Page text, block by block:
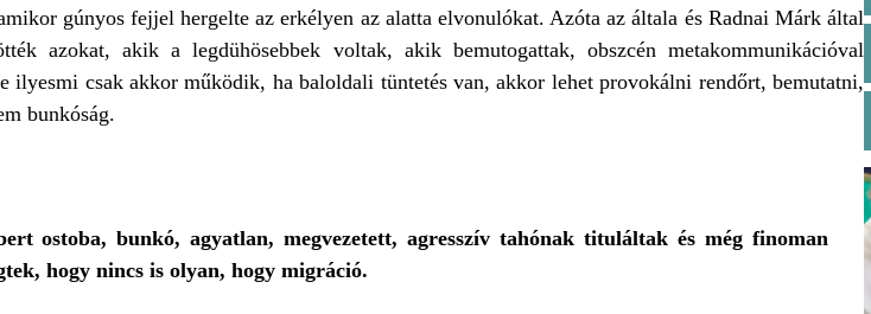
gúnyos fejjel hergelte az erkélyen az alatta elvonulókat. Azóta az általa és Radnai Márk által
azokat, akik a legdühösebbek voltak, akik bemutogattak, obszcén metakommunikációval
csak akkor működik, ha baloldali tüntetés van, akkor lehet provokálni rendőrt, bemutatni,
bunkóság.
ostoba, bunkó, agyatlan, megvezetett, agresszív tahónak tituláltak és még finoman
hogy nincs is olyan, hogy migráció.